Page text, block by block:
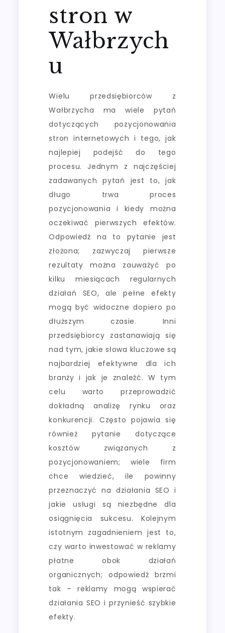
stron w
Wałbrzych
u
Wielu przedsiębiorców z
Wałbrzycha ma wiele pytań
dotyczących pozycjonowania
stron internetowych i tego, jak
najlepiej podejść do tego
procesu. Jednym z najczęściej
zadawanych pytań jest to, jak
długo trwa proces
pozycjonowania i kiedy można
oczekiwać pierwszych efektów.
Odpowiedź na to pytanie jest
złożona; zazwyczaj pierwsze
rezultaty można zauważyć po
kilku miesiącach regularnych
działań SEO, ale pełne efekty
mogą być widoczne dopiero po
dłuższym czasie. Inni
przedsiębiorcy zastanawiają się
nad tym, jakie słowa kluczowe są
najbardziej efektywne dla ich
branży i jak je znaleźć. W tym
celu warto przeprowadzić
dokładną analizę rynku oraz
konkurencji. Często pojawia się
również pytanie dotyczące
kosztów związanych z
pozycjonowaniem; wiele firm
chce wiedzieć, ile powinny
przeznaczyć na działania SEO i
jakie usługi są niezbędne dla
osiągnięcia sukcesu. Kolejnym
istotnym zagadnieniem jest to,
czy warto inwestować w reklamy
płatne obok działań
organicznych; odpowiedź brzmi
tak – reklamy mogą wspierać
działania SEO i przynieść szybkie
efekty.